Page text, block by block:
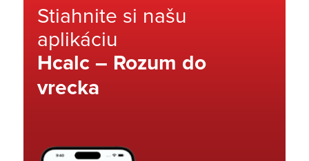
Stiahnite si našu
aplikáciu
Hcalc – Rozum do
vrecka